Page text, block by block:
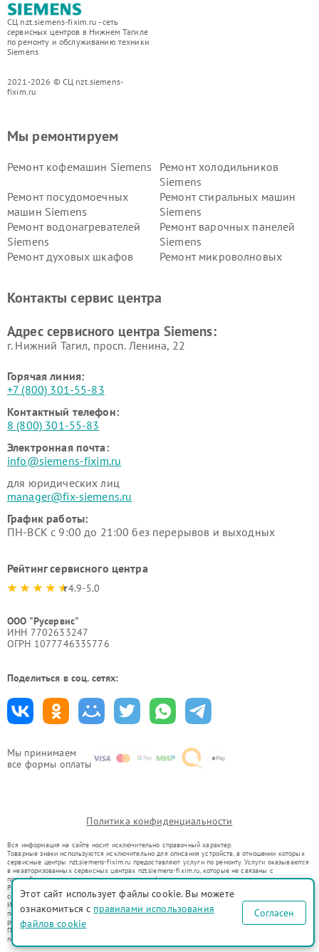
СЦ nzt.siemens-fixim.ru - сеть
сервисных центров в Нижнем Тагиле
по ремонту и обслуживанию техники
Siemens
2021-2026 © СЦ nzt.siemens-
fixim.ru
Мы принимаем
все формы оплаты
Мы ремонтируем
Ремонт кофемашин Siemens
Ремонт холодильников
Siemens
Ремонт посудомоечных
машин Siemens
Ремонт стиральных машин
Siemens
Ремонт водонагревателей
Siemens
Ремонт варочных панелей
Siemens
Ремонт духовых шкафов
Ремонт микроволновых
Siemens
Siemens
Siemens
Siemens
Контакты сервис центра
Адрес сервисного центра Siemens:
г. Нижний Тагил, просп. Ленина, 22
Горячая линия:
+7 (800) 301-55-83
Контактный телефон:
8 (800) 301-55-83
Электронная почта:
info@siemens-fixim.ru
для юридических лиц
manager@fix-siemens.ru
График работы:
ПН-ВСК с 9:00 до 21:00 без перерывов и выходных
Рейтинг сервисного центра
4.9-5.0
ООО "Русервис"
ИНН 7702633247
ОГРН 1077746335776
Поделиться в соц. сетях:
Политика конфиденциальности
Вся информация на сайте носит исключительно справочный характер.
Товарные знаки используются исключительно для описания устройств, в отношении которых
сервисные центры nzt.siemens-fixim.ru предоставляют услуги по ремонту. Услуги оказываются
в неавторизованных сервисных центрах nzt.siemens-fixim.ru, которые не связаны с
правообладателями товарных знаков или их официальными представителями.
Ремонт осуществляется для устройств, уже введенных в гражданский оборот в соответствии
со статьей 1487 ГК РФ.
Использование товарных знаков не преследует цели индивидуализации услуг или введения
потребителей в заблуждение, а служит для информирования о предоставляемых услугах по
ремонту техники указанных брендов.
Представленная на сайте информация не является публичной офертой, определяемой
положениями Статьи 437(2) Гражданского кодекса РФ
Этот сайт использует файлы cookie. Вы можете
ознакомиться с правилами использования
файлов cookie
Согласен